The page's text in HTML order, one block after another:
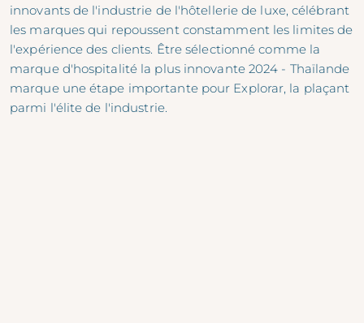
innovants de l'industrie de l'hôtellerie de luxe, célébrant
les marques qui repoussent constamment les limites de
l'expérience des clients. Être sélectionné comme la
marque d'hospitalité la plus innovante 2024 - Thaïlande
marque une étape importante pour Explorar, la plaçant
parmi l'élite de l'industrie.